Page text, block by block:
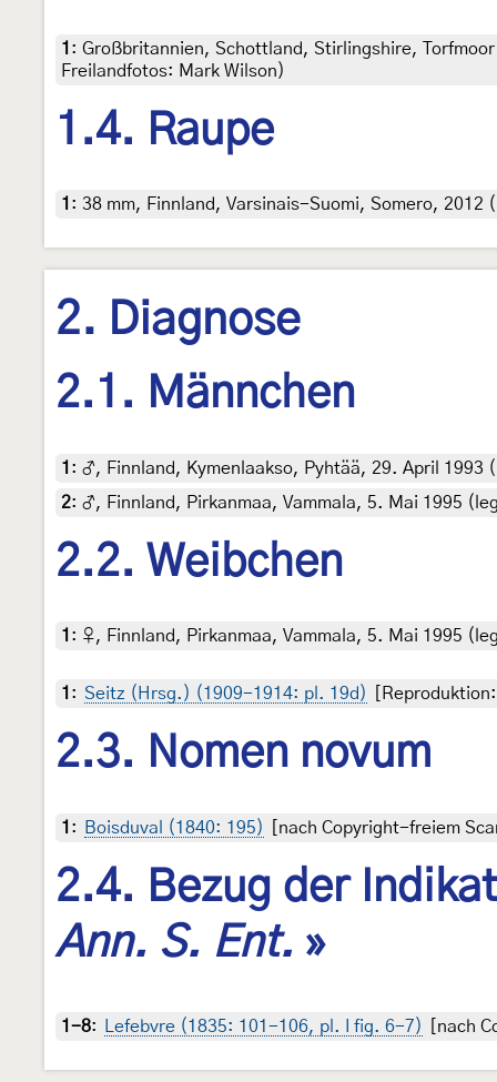
1 : Großbritannien, Schottland, Stirlingshire,
Freilandfotos: Mark Wilson)
1.4. Raupe
1 : 38 mm, Finnland, Varsinais-Suomi, Somero, 2012
2. Diagnose
2.1. Männchen
1 : ♂, Finnland, Kymenlaakso, Pyhtää, 29. April 1993
2: ♂, Finnland, Pirkanmaa, Vammala, 5. Mai 1995
2.2. Weibchen
1 : ♀, Finnland, Pirkanmaa, Vammala, 5. Mai 1995
1 : Seitz (Hrsg.) (1909-1914: pl. 19d)
2.3. Nomen novum
1 : Boisduval (1840: 195) [nach Copyright-freiem
2.4. Bezug der
Ann. S. Ent. »
1-8: Lefebvre (1835: 101-106, pl. I fig. 6-7) [nach